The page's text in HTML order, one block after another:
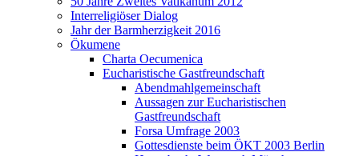
Interreligiöser Dialog
Jahr der Barmherzigkeit 2016
Ökumene
Charta Oecumenica
Eucharistische Gastfreundschaft
Abendmahlgemeinschaft
Aussagen zur Eucharistischen
Gastfreundschaft
Forsa Umfrage 2003
Gottesdienste beim ÖKT 2003 Berlin